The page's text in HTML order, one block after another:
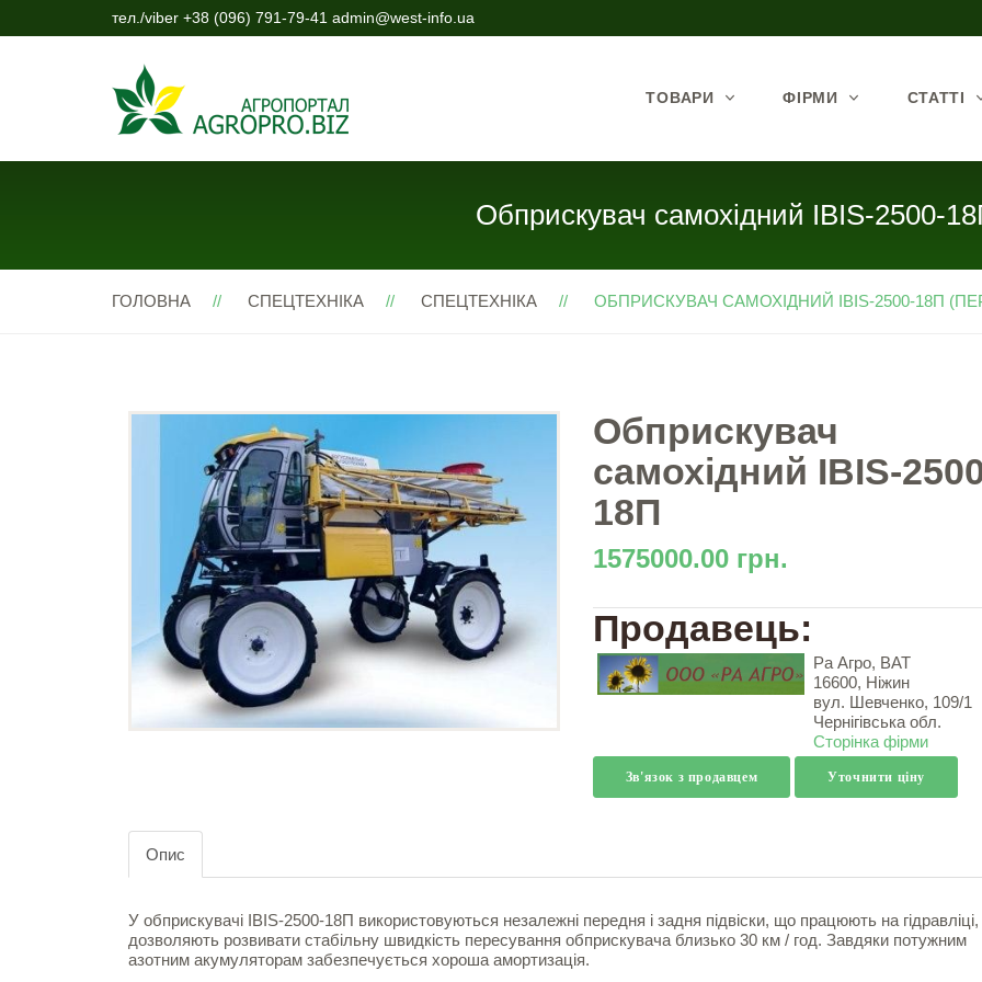
тел./viber +38 (096) 791-79-41 admin@west-info.ua
ТОВАРИ ФІРМИ СТАТТІ
Обприскувач самохідний IBIS-2500-
ГОЛОВНА СПЕЦТЕХНІКА СПЕЦТЕХНІКА ОБПРИСКУВАЧ САМОХІДНИЙ IBIS-2500-18П
Обприскувач
самохідний IBIS-
18П
1575000.00 грн.
Продавець:
Ра Агро, ВАТ
16600, Ніжин
вул. Шевченко, 109/1
Чернігівська обл.
Сторінка фірми
Зв'язок з продавцем Уточнити ціну
Опис
У обприскувачі IBIS-2500-18П використовуються незалежні передня і задня підвіски, що працюють на гідравліці,
дозволяють розвивати стабільну швидкість пересування обприскувача близько 30 км / год. Завдяки потужним
азотним акумуляторам забезпечується хороша амортизація.